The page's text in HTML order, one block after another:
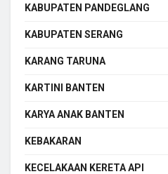
KABUPATEN PANDEGLANG
KABUPATEN SERANG
KARANG TARUNA
KARTINI BANTEN
KARYA ANAK BANTEN
KEBAKARAN
KECELAKAAN KERETA API